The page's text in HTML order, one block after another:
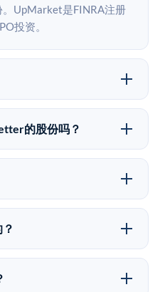
UpMarket是FINRA注册
投资。
是一家私有公司。最近的
二级市场上的Pre-IPO
的股份吗？
写本页表单或在
Better股份的投资意向。
注册的经纪交易商，
元的另类投资。
Better的股份流动性低，意
。不存在确定的退出时
司的估值在融资轮次之间
资前咨询其财务顾问并审
通过二级市场平台从现有
他持有人）处购买股